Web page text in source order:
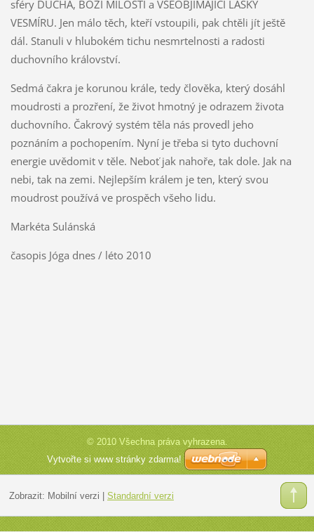
sféry DUCHA, BOŽÍ MILOSTI a VŠEOBJÍMAJÍCÍ LÁSKY
VESMÍRU. Jen málo těch, kteří vstoupili, pak chtěli jít ještě
dál. Stanuli v hlubokém tichu nesmrtelnosti a radosti
duchovního království.
Sedmá čakra je korunou krále, tedy člověka, který dosáhl
moudrosti a prozření, že život hmotný je odrazem života
duchovního. Čakrový systém těla nás provedl jeho
poznáním a pochopením. Nyní je třeba si tyto duchovní
energie uvědomit v těle. Neboť jak nahoře, tak dole. Jak na
nebi, tak na zemi. Nejlepším králem je ten, který svou
moudrost používá ve prospěch všeho lidu.
Markéta Sulánská
časopis Jóga dnes / léto 2010
© 2010 Všechna práva vyhrazena.
Vytvořte si www stránky zdarma!
Zobrazit: Mobilní verzi Standardní verzi